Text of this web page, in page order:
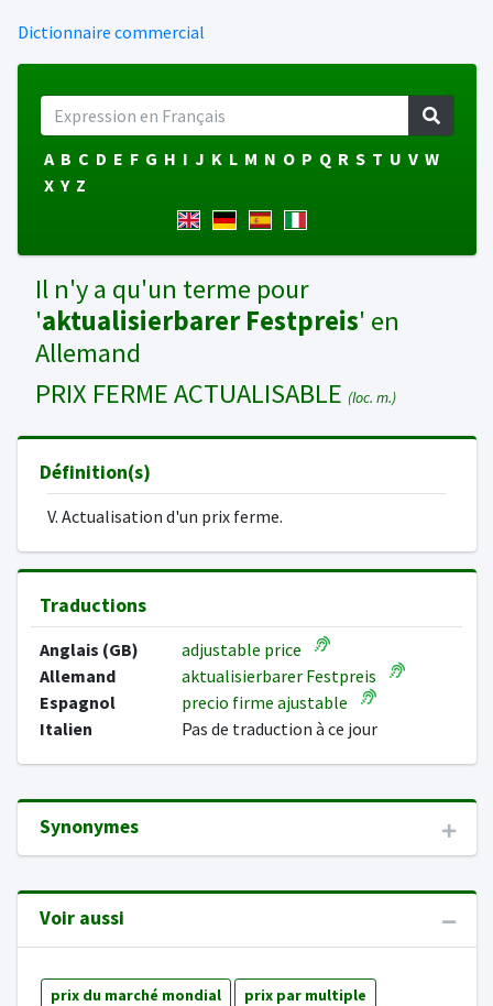
Dictionnaire commercial
A B C D E F G H I J K L M N O P Q R S T U V W
X Y Z
Il n'y a qu'un terme pour
'aktualisierbarer Festpreis' en
Allemand
PRIX FERME ACTUALISABLE (loc. m.)
Définition(s)
V. Actualisation d'un prix ferme.
Traductions
Anglais (GB)
adjustable price
Allemand
aktualisierbarer Festpreis
Espagnol
precio firme ajustable
Italien
Pas de traduction à ce jour
Synonymes
Voir aussi
prix du marché mondial prix par multiple